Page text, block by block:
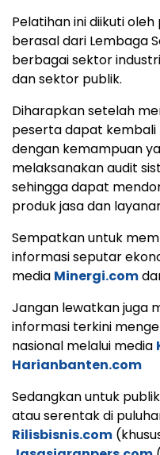
Pelatihan ini diikuti
berasal dari Lembaga
berbagai sektor
dan sektor publik.
Diharapkan setelah
peserta dapat kembali
dengan kemampuan
melaksanakan audit
sehingga dapat
produk jasa dan
Sempatkan untuk
informasi seputar
media Minergi.com
Jangan lewatkan juga
informasi terkini
nasional melalui media
Harianbanten.com
Sedangkan untuk
atau serentak di
Rilisbisnis.com